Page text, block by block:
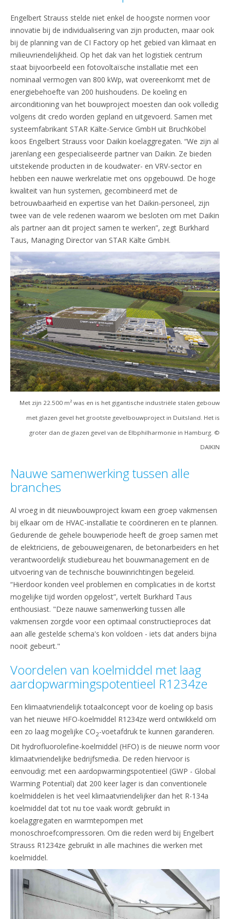
Engelbert Strauss stelde niet enkel de hoogste normen voor
innovatie bij de individualisering van zijn producten, maar ook
bij de planning van de CI Factory op het gebied van klimaat en
milieuvriendelijkheid. Op het dak van het logistiek centrum
staat bijvoorbeeld een fotovoltaïsche installatie met een
nominaal vermogen van 800 kWp, wat overeenkomt met de
energiebehoefte van 200 huishoudens. De koeling en
airconditioning van het bouwproject moesten dan ook volledig
volgens dit credo worden gepland en uitgevoerd. Samen met
systeemfabrikant STAR Kälte-Service GmbH uit Bruchköbel
koos Engelbert Strauss voor Daikin koelaggregaten. “We zijn al
jarenlang een gespecialiseerde partner van Daikin. Ze bieden
uitstekende producten in de koudwater- en VRV-sector en
hebben een nauwe werkrelatie met ons opgebouwd. De hoge
kwaliteit van hun systemen, gecombineerd met de
betrouwbaarheid en expertise van het Daikin-personeel, zijn
twee van de vele redenen waarom we besloten om met Daikin
als partner aan dit project samen te werken”, zegt Burkhard
Taus, Managing Director van STAR Kälte GmbH.
Met zijn 22.500 m² was en is het gigantische industriële stalen gebouw
met glazen gevel het grootste gevelbouwproject in Duitsland. Het is
groter dan de glazen gevel van de Elbphilharmonie in Hamburg. ©
DAIKIN
Nauwe samenwerking tussen alle
branches
Al vroeg in dit nieuwbouwproject kwam een groep vakmensen
bij elkaar om de HVAC-installatie te coördineren en te plannen.
Gedurende de gehele bouwperiode heeft de groep samen met
de elektriciens, de gebouweigenaren, de betonarbeiders en het
verantwoordelijk studiebureau het bouwmanagement en de
uitvoering van de technische bouwinrichtingen begeleid.
“Hierdoor konden veel problemen en complicaties in de kortst
mogelijke tijd worden opgelost”, vertelt Burkhard Taus
enthousiast. "Deze nauwe samenwerking tussen alle
vakmensen zorgde voor een optimaal constructieproces dat
aan alle gestelde schema's kon voldoen - iets dat anders bijna
nooit gebeurt."
Voordelen van koelmiddel met laag
aardopwarmingspotentieel R1234ze
Een klimaatvriendelijk totaalconcept voor de koeling op basis
van het nieuwe HFO-koelmiddel R1234ze werd ontwikkeld om
een zo laag mogelijke CO2-voetafdruk te kunnen garanderen.
Dit hydrofluorolefine-koelmiddel (HFO) is de nieuwe norm voor
klimaatvriendelijke bedrijfsmedia. De reden hiervoor is
eenvoudig: met een aardopwarmingspotentieel (GWP - Global
Warming Potential) dat 200 keer lager is dan conventionele
koelmiddelen is het veel klimaatvriendelijker dan het R-134a
koelmiddel dat tot nu toe vaak wordt gebruikt in
koelaggregaten en warmtepompen met
monoschroefcompressoren. Om die reden werd bij Engelbert
Strauss R1234ze gebruikt in alle machines die werken met
koelmiddel.